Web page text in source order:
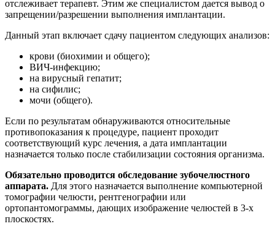
отслеживает терапевт. Этим же специалистом дается вывод о
запрещении/разрешении выполнения имплантации.
Данный этап включает сдачу пациентом следующих анализов:
крови (биохимии и общего);
ВИЧ-инфекцию;
на вирусный гепатит;
на сифилис;
мочи (общего).
Если по результатам обнаруживаются относительные
противопоказания к процедуре, пациент проходит
соответствующий курс лечения, а дата имплантации
назначается только после стабилизации состояния организма.
Обязательно проводится обследование зубочелюстного
аппарата. Для этого назначается выполнение компьютерной
томографии челюсти, рентгенографии или
ортопантомограммы, дающих изображение челюстей в 3-х
плоскостях.